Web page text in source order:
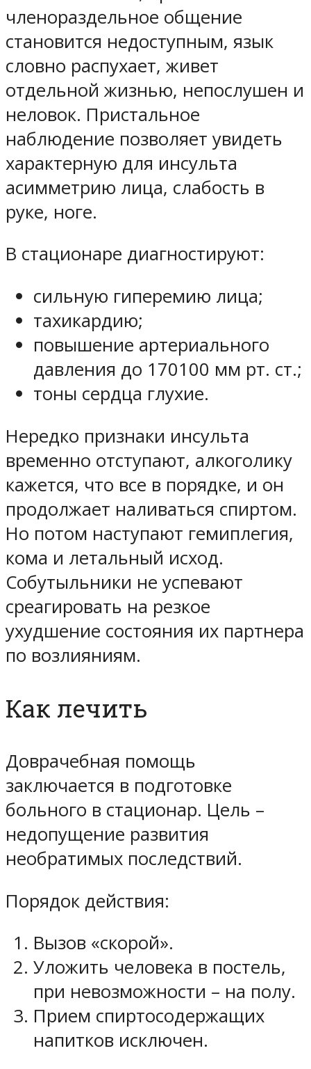
членораздельное общение
становится недоступным, язык
словно распухает, живет
отдельной жизнью, непослушен и
неловок. Пристальное
наблюдение позволяет увидеть
характерную для инсульта
асимметрию лица, слабость в
руке, ноге.
В стационаре диагностируют:
сильную гиперемию лица;
тахикардию;
повышение артериального
давления до 170100 мм рт. ст.;
тоны сердца глухие.
Нередко признаки инсульта
временно отступают, алкоголику
кажется, что все в порядке, и он
продолжает наливаться спиртом.
Но потом наступают гемиплегия,
кома и летальный исход.
Собутыльники не успевают
среагировать на резкое
ухудшение состояния их партнера
по возлияниям.
Как лечить
Доврачебная помощь
заключается в подготовке
больного в стационар. Цель –
недопущение развития
необратимых последствий.
Порядок действия:
Вызов «скорой».
Уложить человека в постель,
при невозможности – на полу.
Прием спиртосодержащих
напитков исключен.